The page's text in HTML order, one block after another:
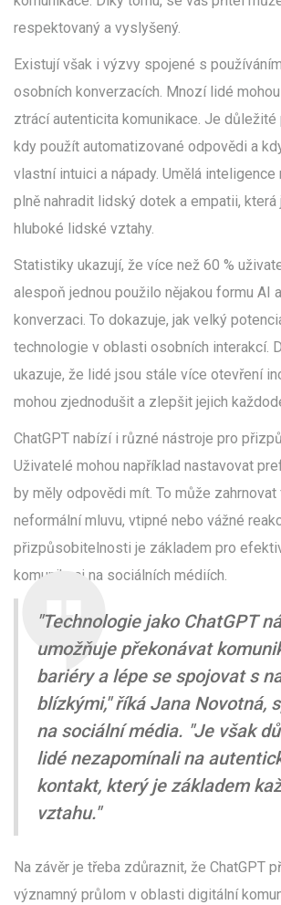
respektovaný a vyslyšený.
Existují však i výzvy spojené s
osobních konverzacích. Mnozí lidé
ztrácí autenticita komunikace. Je důležité
kdy použít automatizované odpovědi a
vlastní intuici a nápady. Umělá inteligence
plně nahradit lidský dotek a empatii, která
hluboké lidské vztahy.
Statistiky ukazují, že více než 60 %
alespoň jednou použilo nějakou formu AI
konverzaci. To dokazuje, jak velký
technologie v oblasti osobních interakcí.
ukazuje, že lidé jsou stále více otevření
mohou zjednodušit a zlepšit jejich
ChatGPT nabízí i různé nástroje pro
Uživatelé mohou například nastavovat
by měly odpovědi mít. To může
neformální mluvu, vtipné nebo vážné
přizpůsobitelnosti je základem pro
komunikaci na sociálních médiích.
"Technologie jako ChatGPT
umožňuje překonávat
bariéry a lépe se spojovat s
blízkými," říká Jana Novotná,
na sociální média. "Je však
lidé nezapomínali na
kontakt, který je základem
vztahu."
Na závěr je třeba zdůraznit, že ChatGPT
významný průlom v oblasti digitální